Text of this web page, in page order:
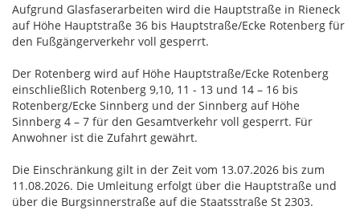
Aufgrund Glasfaserarbeiten wird die Hauptstraße in Rieneck
auf Höhe Hauptstraße 36 bis Hauptstraße/Ecke Rotenberg für
den Fußgängerverkehr voll gesperrt.
Der Rotenberg wird auf Höhe Hauptstraße/Ecke Rotenberg
einschließlich Rotenberg 9,10, 11 - 13 und 14 – 16 bis
Rotenberg/Ecke Sinnberg und der Sinnberg auf Höhe
Sinnberg 4 – 7 für den Gesamtverkehr voll gesperrt. Für
Anwohner ist die Zufahrt gewährt.
Die Einschränkung gilt in der Zeit vom 13.07.2026 bis zum
11.08.2026. Die Umleitung erfolgt über die Hauptstraße und
über die Burgsinnerstraße auf die Staatsstraße St 2303.